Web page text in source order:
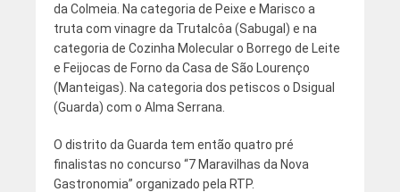
da Colmeia. Na categoria de Peixe e Marisco a
truta com vinagre da Trutalcôa (Sabugal) e na
categoria de Cozinha Molecular o Borrego de Leite
e Feijocas de Forno da Casa de São Lourenço
(Manteigas). Na categoria dos petiscos o Dsigual
(Guarda) com o Alma Serrana.
O distrito da Guarda tem então quatro pré
finalistas no concurso “7 Maravilhas da Nova
Gastronomia” organizado pela RTP.